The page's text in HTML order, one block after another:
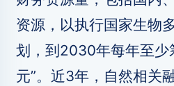
资源，以执行国家生物
划，到2030年每年至
元”。近3年，自然相关